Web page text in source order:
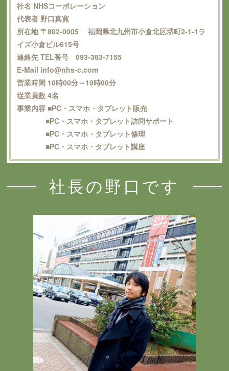
社名 NHSコーポレーション
代表者 野口真寛
所在地 〒802-0005 福岡県北九州市小倉北区堺町2-1-1ラ
イズ小倉ビル615号
連絡先 TEL番号 093-383-7155
E-Mail info@nhs-c.com
営業時間 10時00分～19時00分
従業員数 4名
事業内容 ■PC・スマホ・タブレット販売
■PC・スマホ・タブレット訪問サポート
■PC・スマホ・タブレット修理
■PC・スマホ・タブレット講座
社長の野口です